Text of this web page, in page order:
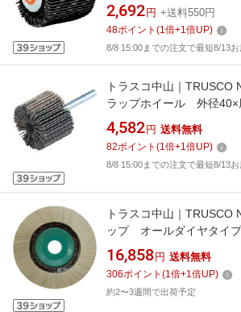
2,692 円 +送料550円
48ポイント (1倍+1倍UP)
8/8 15:00までの注文で最短8/13お
トラスコ中山｜TRUSCO
ラップホイール 外径
60♯ CP43
4,582 円 送料無料
82ポイント (1倍+1倍UP)
8/8 15:00までの注文で最短8/13お
トラスコ中山｜TRUSCO
ップ オールダイヤタイ
400# PSDT100A
16,858 円 送料無料
306ポイント (1倍+1倍UP)
約2〜3週間で出荷予定